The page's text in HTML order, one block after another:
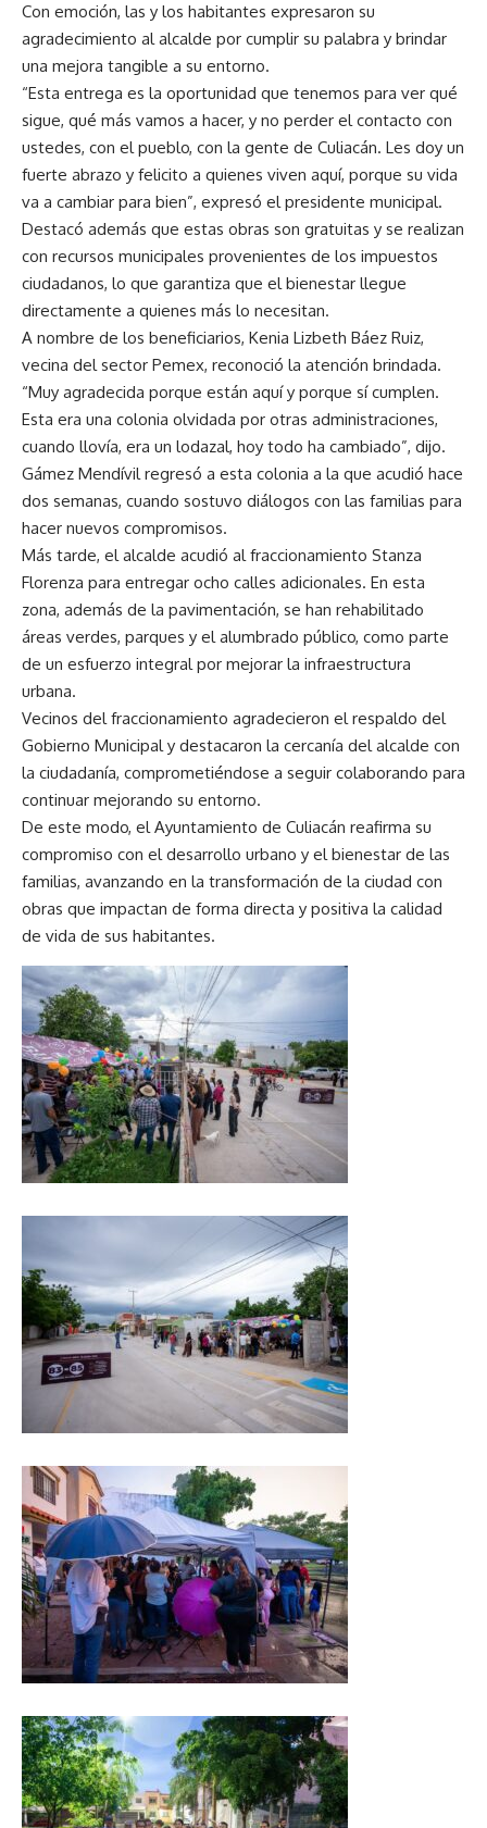
Con emoción, las y los habitantes expresaron su
agradecimiento al alcalde por cumplir su palabra y brindar
una mejora tangible a su entorno.
“Esta entrega es la oportunidad que tenemos para ver qué
sigue, qué más vamos a hacer, y no perder el contacto con
ustedes, con el pueblo, con la gente de Culiacán. Les doy un
fuerte abrazo y felicito a quienes viven aquí, porque su vida
va a cambiar para bien”, expresó el presidente municipal.
Destacó además que estas obras son gratuitas y se realizan
con recursos municipales provenientes de los impuestos
ciudadanos, lo que garantiza que el bienestar llegue
directamente a quienes más lo necesitan.
A nombre de los beneficiarios, Kenia Lizbeth Báez Ruiz,
vecina del sector Pemex, reconoció la atención brindada.
“Muy agradecida porque están aquí y porque sí cumplen.
Esta era una colonia olvidada por otras administraciones,
cuando llovía, era un lodazal, hoy todo ha cambiado”, dijo.
Gámez Mendívil regresó a esta colonia a la que acudió hace
dos semanas, cuando sostuvo diálogos con las familias para
hacer nuevos compromisos.
Más tarde, el alcalde acudió al fraccionamiento Stanza
Florenza para entregar ocho calles adicionales. En esta
zona, además de la pavimentación, se han rehabilitado
áreas verdes, parques y el alumbrado público, como parte
de un esfuerzo integral por mejorar la infraestructura
urbana.
Vecinos del fraccionamiento agradecieron el respaldo del
Gobierno Municipal y destacaron la cercanía del alcalde con
la ciudadanía, comprometiéndose a seguir colaborando para
continuar mejorando su entorno.
De este modo, el Ayuntamiento de Culiacán reafirma su
compromiso con el desarrollo urbano y el bienestar de las
familias, avanzando en la transformación de la ciudad con
obras que impactan de forma directa y positiva la calidad
de vida de sus habitantes.